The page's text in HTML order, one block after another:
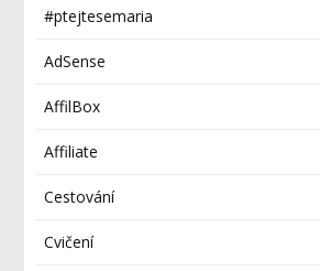
#ptejtesemaria
AdSense
AffilBox
Affiliate
Cestování
Cvičení